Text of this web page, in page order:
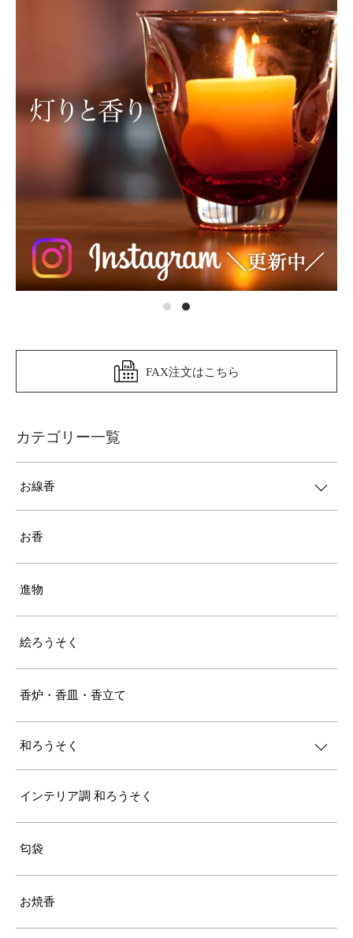
FAX注文はこちら
カテゴリー一覧
お線香
お香
進物
絵ろうそく
香炉・香皿・香立て
和ろうそく
インテリア調 和ろうそく
匂袋
お焼香